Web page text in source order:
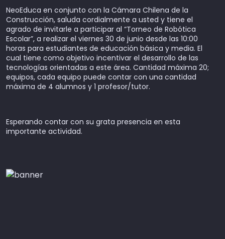
NeoEduca en conjunto con la Cámara Chilena de la
Construcción, saluda cordialmente a usted y tiene el
agrado de invitarle a participar al “Torneo de Robótica
Escolar”, a realizar el viernes 30 de junio desde las 10:00
horas para estudiantes de educación básica y media. El
cual tiene como objetivo incentivar el desarrollo de las
tecnologías orientadas a este área. Cantidad máxima 20;
equipos, cada equipo puede contar con una cantidad
máxima de 4 alumnos y 1 profesor/tutor.
Esperando contar con su grata presencia en esta
importante actividad.